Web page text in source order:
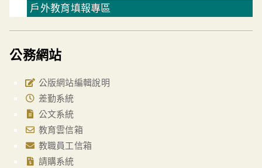
戶外教育填報專區
公務網站
公版網站編輯說明
差勤系統
公文系統
教育雲信箱
教職員工信箱
請購系統